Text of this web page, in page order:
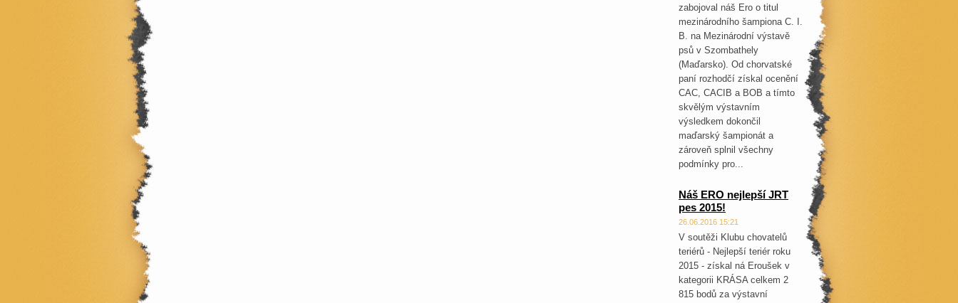
zabojoval náš Ero o titul
mezinárodního šampiona C. I.
B. na Mezinárodní výstavě
psů v Szombathely
(Maďarsko). Od chorvatské
paní rozhodčí získal ocenění
CAC, CACIB a BOB a tímto
skvělým výstavním
výsledkem dokončil
maďarský šampionát a
zároveň splnil všechny
podmínky pro...
Náš ERO nejlepší JRT
pes 2015!
26.06.2016 15:21
V soutěži Klubu chovatelů
teriérů - Nejlepší teriér roku
2015 - získal ná Eroušek v
kategorii KRÁSA celkem 2
815 bodů za výstavní